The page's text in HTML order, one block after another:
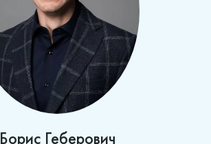
Борис Геберович